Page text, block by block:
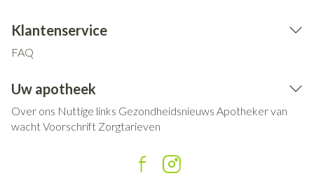
Klantenservice
FAQ
Uw apotheek
Over ons Nuttige links Gezondheidsnieuws Apotheker van
wachtVoorschrift Zorgtarieven